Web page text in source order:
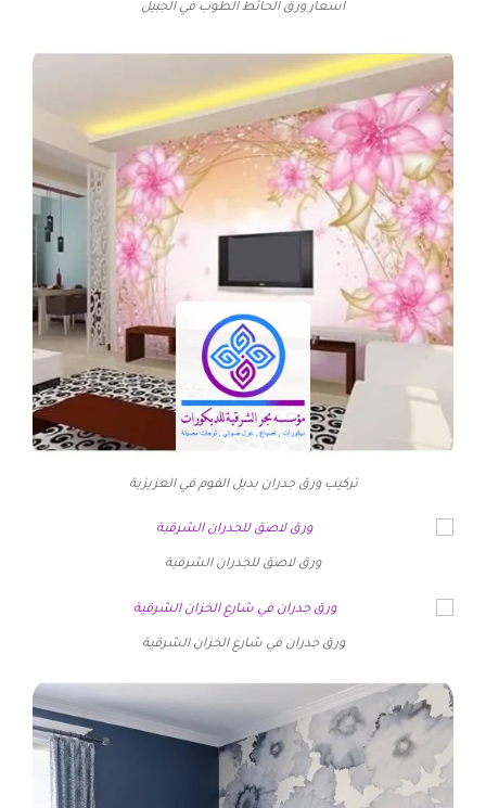
اسعار ورق الحائط الطوب في الجبيل
تركيب ورق جدران بديل الفوم في العزيزية
ورق لاصق للجدران الشرقية
ورق جدران في شارع الخزان الشرقية